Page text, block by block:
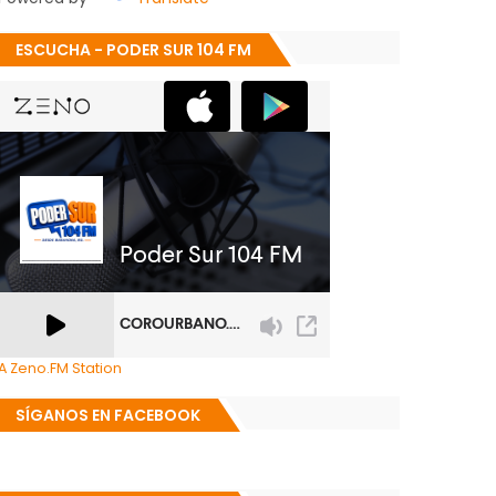
ESCUCHA - PODER SUR 104 FM
Zeno.FM Station
SÍGANOS EN FACEBOOK